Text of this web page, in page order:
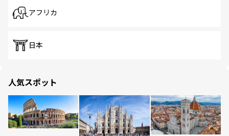
アフリカ
日本
人気スポット